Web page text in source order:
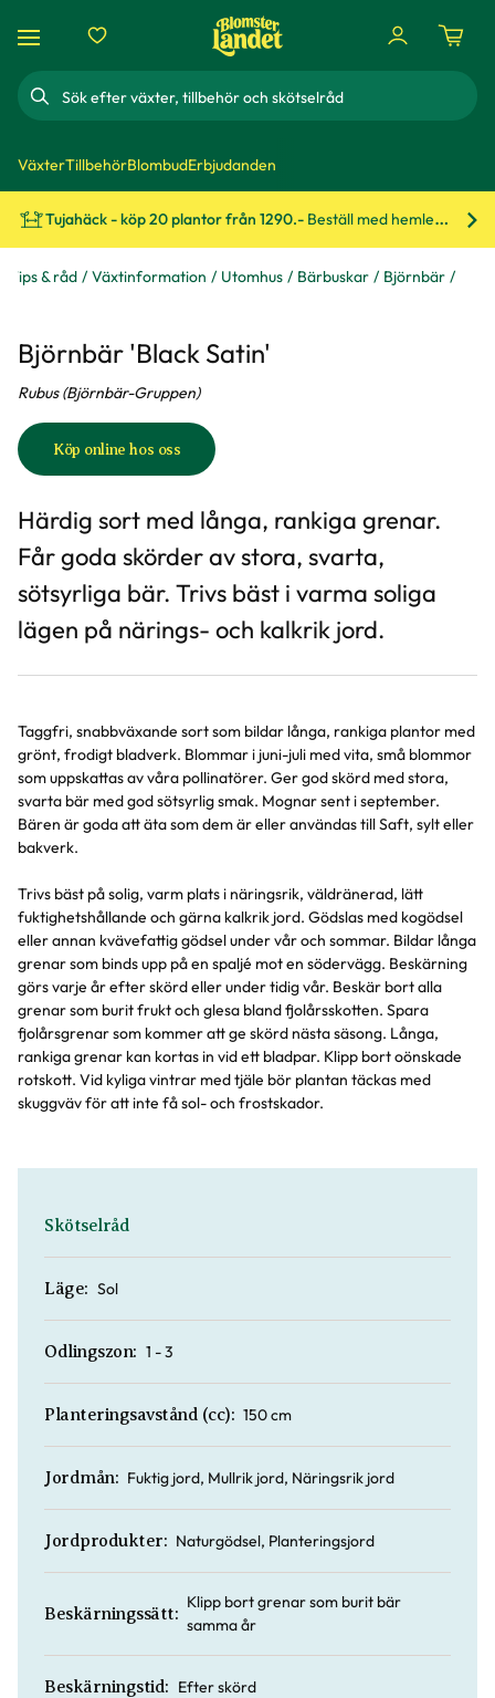
Sök
VäxterTillbehörBlombudErbjudanden
Tujahäck - köp 20 plantor från 1290.- Beställ med hemleverans!
Tips & råd Växtinformation Utomhus Bärbuskar Björnbär
Björnbär 'Black Satin'
Rubus (Björnbär-Gruppen)
Köp online hos oss
Härdig sort med långa, rankiga grenar.
Får goda skörder av stora, svarta,
sötsyrliga bär. Trivs bäst i varma soliga
lägen på närings- och kalkrik jord.
Taggfri, snabbväxande sort som bildar långa, rankiga plantor med
grönt, frodigt bladverk. Blommar i juni-juli med vita, små blommor
som uppskattas av våra pollinatörer. Ger god skörd med stora,
svarta bär med god sötsyrlig smak. Mognar sent i september.
Bären är goda att äta som dem är eller användas till Saft, sylt eller
bakverk.
Trivs bäst på solig, varm plats i näringsrik, väldränerad, lätt
fuktighetshållande och gärna kalkrik jord. Gödslas med kogödsel
eller annan kvävefattig gödsel under vår och sommar. Bildar långa
grenar som binds upp på en spaljé mot en södervägg. Beskärning
görs varje år efter skörd eller under tidig vår. Beskär bort alla
grenar som burit frukt och glesa bland fjolårsskotten. Spara
fjolårsgrenar som kommer att ge skörd nästa säsong. Långa,
rankiga grenar kan kortas in vid ett bladpar. Klipp bort oönskade
rotskott. Vid kyliga vintrar med tjäle bör plantan täckas med
skuggväv för att inte få sol- och frostskador.
Skötselråd
Läge: Sol
Odlingszon: 1 - 3
Planteringsavstånd (cc): 150 cm
Jordmån: Fuktig jord, Mullrik jord, Näringsrik jord
Jordprodukter: Naturgödsel, Planteringsjord
Beskärningssätt:
Klipp bort grenar som burit bär
samma år
Beskärningstid: Efter skörd